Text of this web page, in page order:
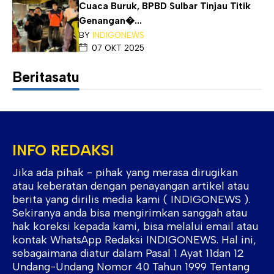
Cuaca Buruk, BPBD Sulbar Tinjau Titik
Genangan�...
BY INDIGONEWS
07 OKT 2025
Beritasatu
INFO REDAKSI
Jika ada pihak - pihak yang merasa dirugikan
atau keberatan dengan penayangan artikel atau
berita yang dirilis media kami ( INDIGONEWS ).
Sekiranya anda bisa mengirimkan sanggah atau
hak koreksi kepada kami, bisa melalui email atau
kontak WhatsApp Redaksi INDIGONEWS. Hal ini,
sebagaimana diatur dalam Pasal 1 Ayat 11dan 12
Undang-Undang Nomor 40 Tahun 1999 Tentang